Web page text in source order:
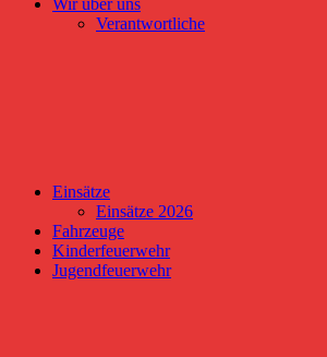
Wir über uns
Verantwortliche
Einsätze
Einsätze 2026
Fahrzeuge
Kinderfeuerwehr
Jugendfeuerwehr